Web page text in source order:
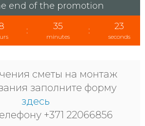
end of the promotion
: 35
minutes
: 23
seconds
сметы на монтаж
заполните форму
здесь
+371 22066856